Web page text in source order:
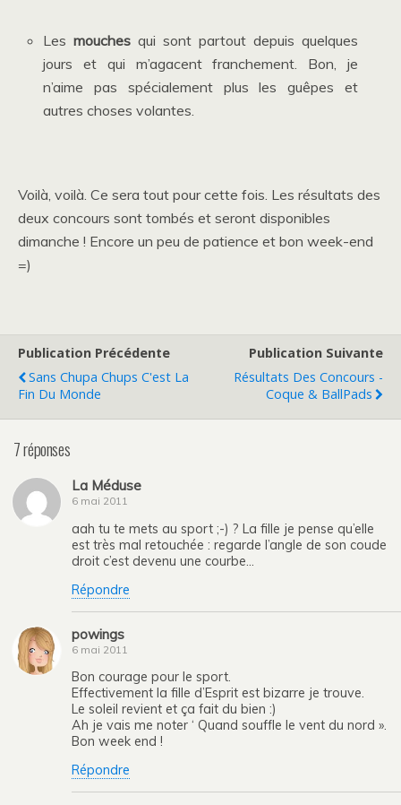
Lesmouches qui sont partout depuis quelques
jours et qui m’agacent franchement. Bon, je
n’aime pas spécialement plus les guêpes et
autres choses volantes.
Voilà, voilà. Ce sera tout pour cette fois. Les résultats des
deux concours sont tombés et seront disponibles
dimanche ! Encore un peu de patience et bon week-end
=)
Publication Précédente
Sans Chupa Chups C'est La
Fin Du Monde
Publication Suivante
Résultats Des Concours -
Coque & BallPads
7 réponses
La Méduse
6 mai 2011
aah tu te mets au sport ;-) ? La fille je pense qu’elle
est très mal retouchée : regarde l’angle de son coude
droit c’est devenu une courbe…
Répondre
powings
6 mai 2011
Bon courage pour le sport.
Effectivement la fille d’Esprit est bizarre je trouve.
Le soleil revient et ça fait du bien :)
Ah je vais me noter ‘ Quand souffle le vent du nord ».
Bon week end !
Répondre